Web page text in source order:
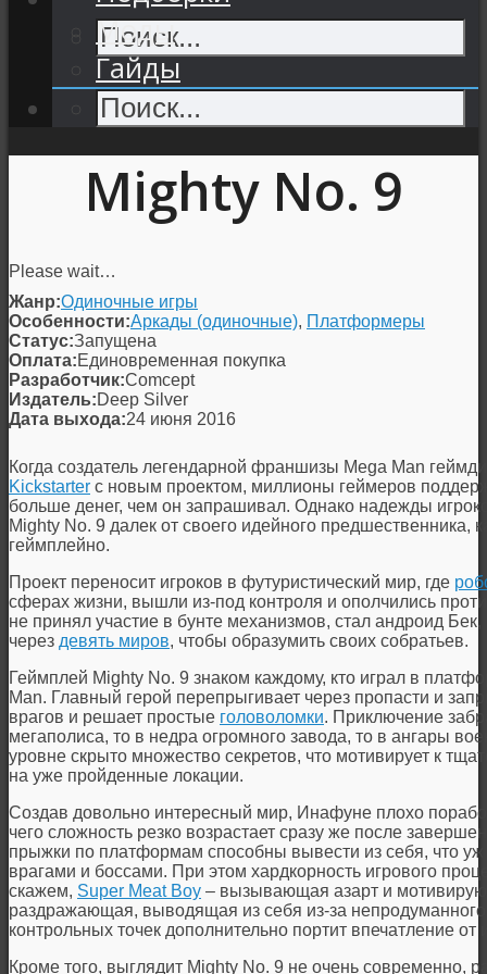
Моды
Гайды
Mighty No. 9
Please wait…
Жанр:Одиночные игры
Особенности:Аркады (одиночные), Платформеры
Статус:Запущена
Оплата:Единовременная покупка
Разработчик:Comcept
Издатель:Deep Silver
Дата выхода:24 июня 2016
Когда создатель легендарной франшизы Mega Man
Kickstarter с новым проектом, миллионы геймеров
больше денег, чем он запрашивал. Однако надежды
Mighty No. 9 далек от своего идейного предшественника,
геймплейно.
Проект переносит игроков в футуристический мир, где
сферах жизни, вышли из-под контроля и ополчились
не принял участие в бунте механизмов, стал андроид
через девять миров, чтобы образумить своих собратьев.
Геймплей Mighty No. 9 знаком каждому, кто играл в
Man. Главный герой перепрыгивает через пропасти и
врагов и решает простые головоломки. Приключение
мегаполиса, то в недра огромного завода, то в ангары
уровне скрыто множество секретов, что мотивирует к
на уже пройденные локации.
Создав довольно интересный мир, Инафуне плохо
чего сложность резко возрастает сразу же после
прыжки по платформам способны вывести из себя, что
врагами и боссами. При этом хардкорность игрового
скажем, Super Meat Boy – вызывающая азарт и
раздражающая, выводящая из себя из-за непродуманного
контрольных точек дополнительно портит впечатление от
Кроме того, выглядит Mighty No. 9 не очень современно,